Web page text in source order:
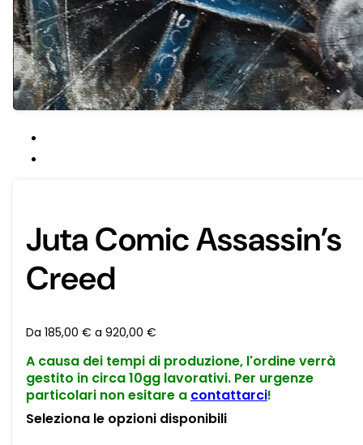
Juta Comic Assassin’s
Creed
Da 185,00 € a 920,00 €
A causa dei tempi di produzione, l'ordine verrà
gestito in circa 10gg lavorativi. Per urgenze
particolari non esitare a contattarci!
Seleziona le opzioni disponibili